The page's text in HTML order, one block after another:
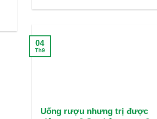
Uống rượu nhưng trị được
04
Th9